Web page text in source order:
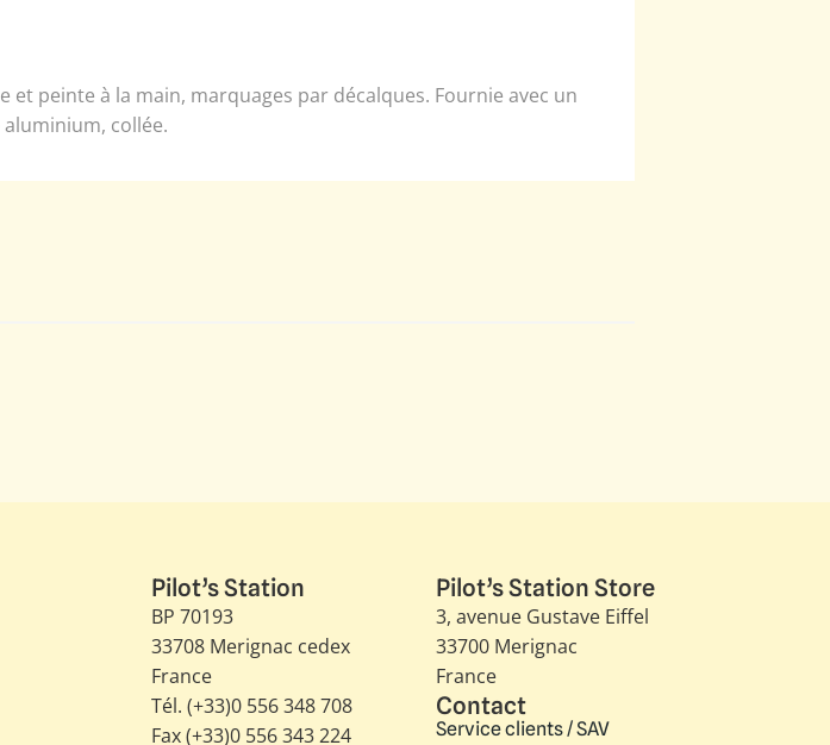
peinte à la main, marquages par décalques. Fournie avec un
aluminium, collée.
Pilot’s Station
BP 70193
33708 Merignac cedex
France
Tél. (+33)0 556 348 708
Fax (+33)0 556 343 224
Pilot’s Station Store
3, avenue Gustave Eiffel​
33700 Merignac
France
Contact
Service clients / SAV